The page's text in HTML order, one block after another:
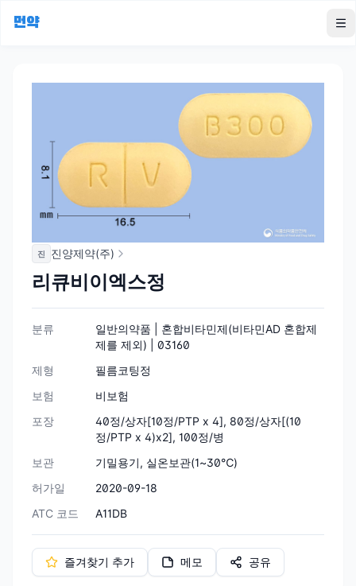
먼약
진 진양제약(주)
리큐비이엑스정
분류
일반의약품 | 혼합비타민제(비타민AD 혼합제
제를 제외) | 03160
제형
필름코팅정
보험
비보험
포장
40정/상자[10정/PTP x 4], 80정/상자[(10
정/PTP x 4)x2], 100정/병
보관
기밀용기, 실온보관(1~30℃)
허가일
2020-09-18
ATC 코드
A11DB
즐겨찾기 추가 메모 공유